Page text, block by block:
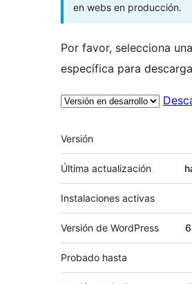
en webs en producción.
Por favor, selecciona
específica para
Meta
Versión
Última actualización
Instalaciones activas
Versión de WordPress
Probado hasta